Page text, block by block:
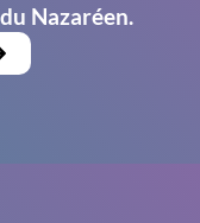
Nazaréen.